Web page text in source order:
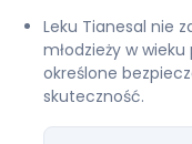
Leku Tianesal nie
młodzieży w wieku
określone
skuteczność.